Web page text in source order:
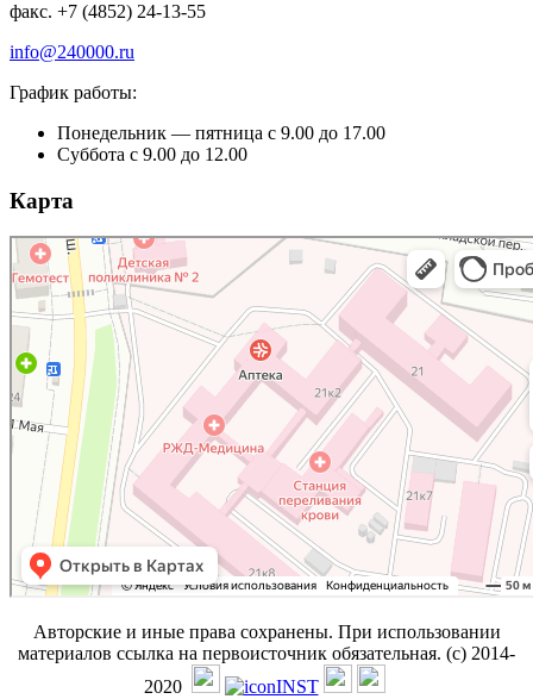
факс. +7 (4852) 24-13-55
info@240000.ru
График работы:
Понедельник — пятница с 9.00 до 17.00
Суббота с 9.00 до 12.00
Карта
Авторские и иные права сохранены. При использовании
материалов ссылка на первоисточник обязательная. (с) 2014-
2020